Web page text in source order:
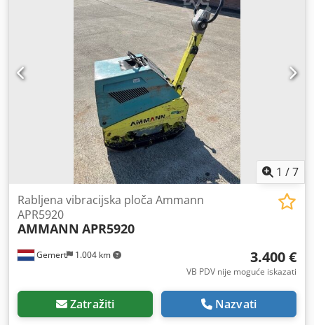
1 /7
Gemert 1.004 km
Rabljena vibracijska ploča Ammann
APR5920
AMMANN APR5920
3.400 €
VB PDV nije moguće iskazati
Zatražiti Nazvati